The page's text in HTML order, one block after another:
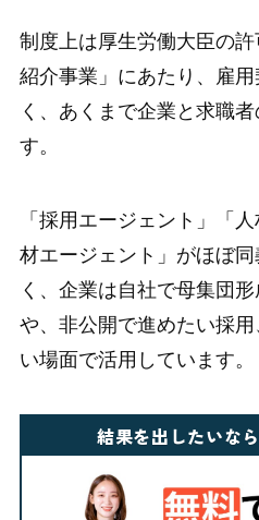
制度上は厚生労働大臣の
紹介事業」にあたり、雇
く、あくまで企業と求職
す。
「採用エージェント」「
材エージェント」がほぼ
く、企業は自社で母集団
や、非公開で進めたい採
い場面で活用しています。
結果を出したいな